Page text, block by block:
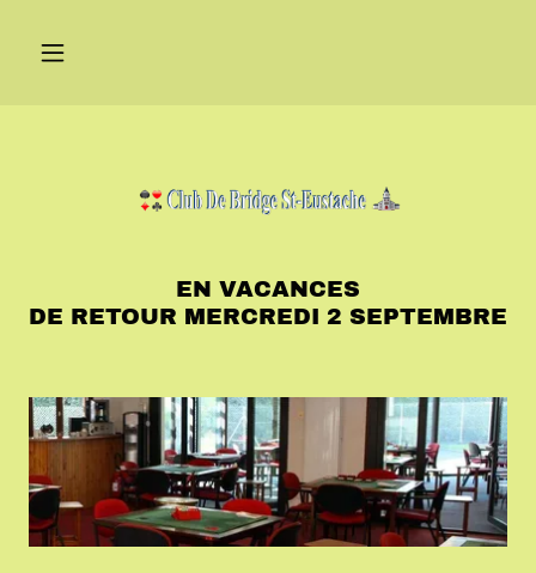
EN VACANCES
DE RETOUR MERCREDI 2 SEPTEMBRE